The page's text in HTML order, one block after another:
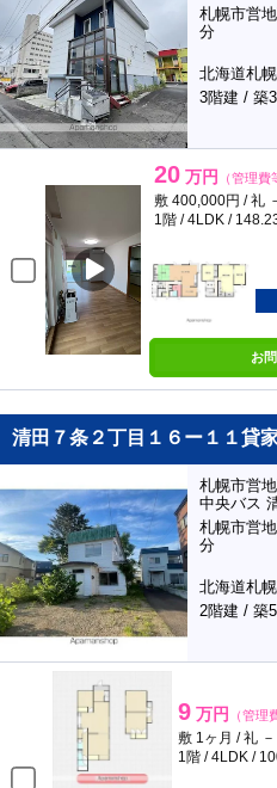
札幌市営
分
北海道札
3階建 / 築
20 万円 （管理費
敷 400,000円 / 礼
1階 / 4LDK /
お
清田７条２丁目１６ー１１貸
札幌市営
中央バス
札幌市営
分
北海道札
2階建 / 築
9 万円 （管理
敷 1ヶ月 / 礼 －
1階 / 4LDK /